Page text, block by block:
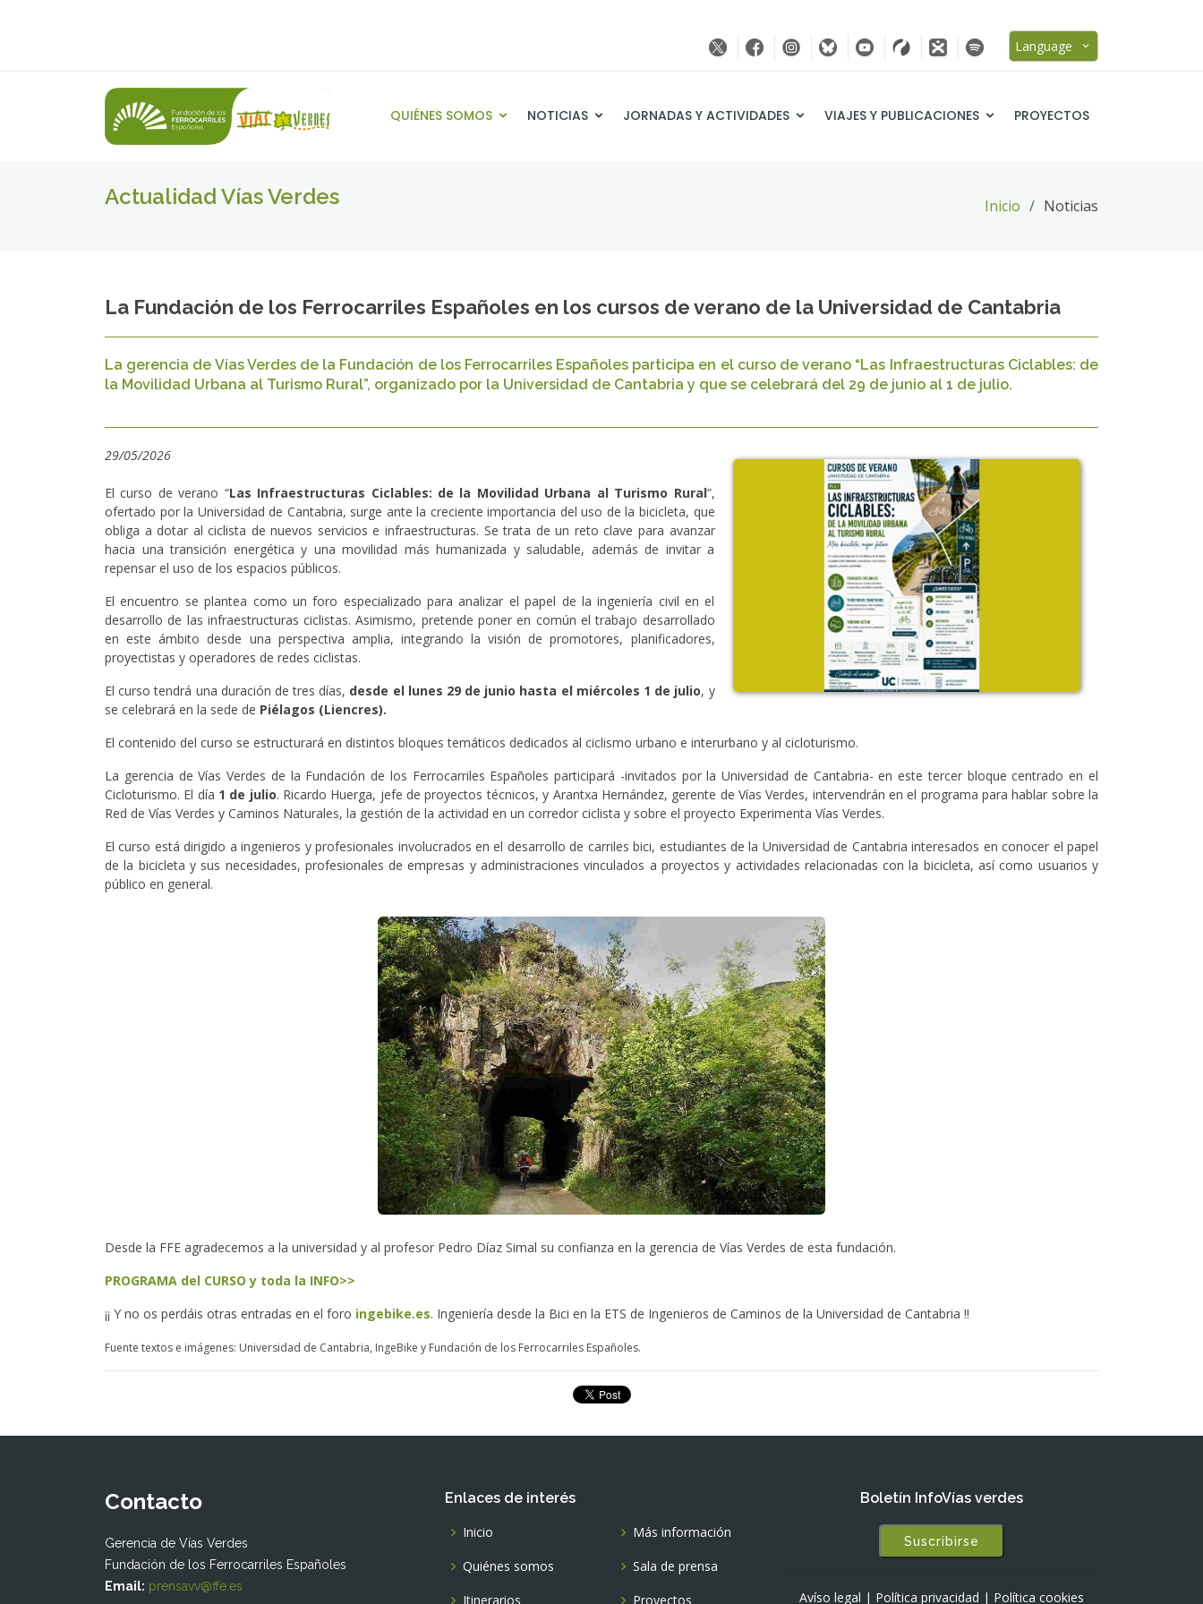
Language
QUIÉNES SOMOS NOTICIAS JORNADAS Y ACTIVIDADES VIAJES Y PUBLICACIONES PROYECTOS
Actualidad Vías Verdes Inicio Noticias
La Fundación de los Ferrocarriles Españoles en los cursos de verano de la Universidad de Cantabria
La gerencia de Vías Verdes de la Fundación de los Ferrocarriles Españoles participa en el curso de verano “Las Infraestructuras Ciclables: de
la Movilidad Urbana al Turismo Rural”, organizado por la Universidad de Cantabria y que se celebrará del 29 de junio al 1 de julio.
29/05/2026
El curso de verano “Las Infraestructuras Ciclables: de la Movilidad Urbana al Turismo Rural”,
ofertado por la Universidad de Cantabria, surge ante la creciente importancia del uso de la bicicleta, que
obliga a dotar al ciclista de nuevos servicios e infraestructuras. Se trata de un reto clave para avanzar
hacia una transición energética y una movilidad más humanizada y saludable, además de invitar a
repensar el uso de los espacios públicos.
El encuentro se plantea como un foro especializado para analizar el papel de la ingeniería civil en el
desarrollo de las infraestructuras ciclistas. Asimismo, pretende poner en común el trabajo desarrollado
en este ámbito desde una perspectiva amplia, integrando la visión de promotores, planificadores,
proyectistas y operadores de redes ciclistas.
El curso tendrá una duración de tres días, desde el lunes 29 de junio hasta el miércoles 1 de julio, y
se celebrará en la sede de Piélagos (Liencres).
El contenido del curso se estructurará en distintos bloques temáticos dedicados al ciclismo urbano e interurbano y al cicloturismo.
La gerencia de Vías Verdes de la Fundación de los Ferrocarriles Españoles participará -invitados por la Universidad de Cantabria- en este tercer bloque centrado en el
Cicloturismo. El día 1 de julio. Ricardo Huerga, jefe de proyectos técnicos, y Arantxa Hernández, gerente de Vías Verdes, intervendrán en el programa para hablar sobre la
Red de Vías Verdes y Caminos Naturales, la gestión de la actividad en un corredor ciclista y sobre el proyecto Experimenta Vías Verdes.
El curso está dirigido a ingenieros y profesionales involucrados en el desarrollo de carriles bici, estudiantes de la Universidad de Cantabria interesados en conocer el papel
de la bicicleta y sus necesidades, profesionales de empresas y administraciones vinculados a proyectos y actividades relacionadas con la bicicleta, así como usuarios y
público en general.
Desde la FFE agradecemos a la universidad y al profesor Pedro Díaz Simal su confianza en la gerencia de Vías Verdes de esta fundación.
PROGRAMA del CURSO y toda la INFO>>
¡¡ Y no os perdáis otras entradas en el foro ingebike.es. Ingeniería desde la Bici en la ETS de Ingenieros de Caminos de la Universidad de Cantabria !!
Fuente textos e imágenes: Universidad de Cantabria, IngeBike y Fundación de los Ferrocarriles Españoles.
Contacto
Gerencia de Vías Verdes
Fundación de los Ferrocarriles Españoles
Email: prensavv@ffe.es
Enlaces de interés
Inicio
Quiénes somos
Itinerarios
Más información
Sala de prensa
Proyectos
Boletín InfoVías verdes
Suscribirse
Avíso legal | Política privacidad | Política cookies